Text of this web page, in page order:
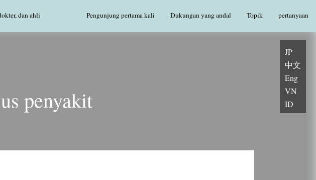
dan ahli Pengunjung pertama kali Dukungan yang andal Topik pertanyaan
JP
中文
Eng
VN
ID
penyakit